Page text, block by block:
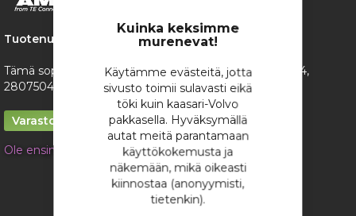
Kuinka keksimme
murenevat!
Käytämme evästeitä, jotta
sivusto toimii sulavasti eikä
töki kuin kaasari-Volvo
pakkasella. Hyväksymällä
autat meitä parantamaan
käyttökokemusta ja
näkemään, mikä oikeasti
kiinnostaa (anonyymisti,
tietenkin).
gallery
Tuotenumero:
Tämä sopii mm. Bosch sähkökaasuläppiin 0280750474,
280750473 sekä joihinkin kaasupedaaleihin.
Varastossa
Ole ensimmäinen tuotteen arvostelija
/ kappale
11,83 €